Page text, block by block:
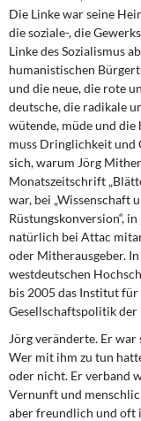
Die Linke war seine
die soziale-, die
Linke des Sozialismus
humanistischen
und die neue, die rote
deutsche, die radikale
wütende, müde und
muss Dringlichkeit und
sich, warum Jörg
Monatszeitschrift
war, bei „Wissenschaft
Rüstungskonversion“,
natürlich bei Attac
oder Mitherausgeber.
westdeutschen
bis 2005 das Institut
Gesellschaftspolitik
Jörg veränderte. Er
Wer mit ihm zu tun
oder nicht. Er verband
Vernunft und
aber freundlich und oft